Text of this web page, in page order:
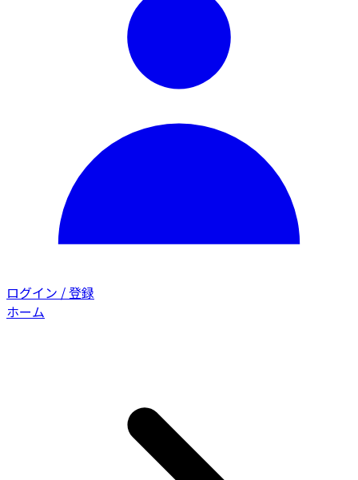
ログイン / 登録
ホーム